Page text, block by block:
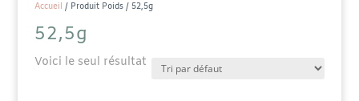
Accueil / Produit Poids / 52,5g
52,5g
Voici le seul résultat